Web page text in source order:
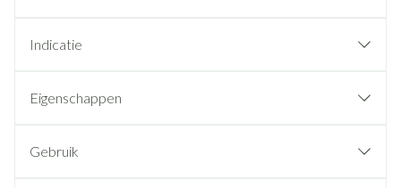
Indicatie
Eigenschappen
Gebruik